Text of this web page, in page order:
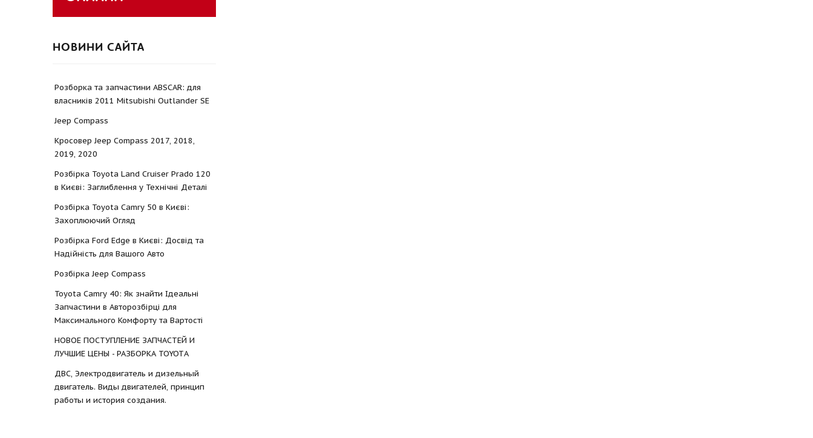
НОВИНИ САЙТА
Розборка та запчастини ABSCAR: для
власників 2011 Mitsubishi Outlander SE
Jeep Compass
Кросовер Jeep Compass 2017, 2018,
2019, 2020
Розбірка Toyota Land Cruiser Prado 120
в Києві: Заглиблення у Технічні Деталі
Розбірка Toyota Camry 50 в Києві:
Захоплюючий Огляд
Розбірка Ford Edge в Києві: Досвід та
Надійність для Вашого Авто
Розбірка Jeep Compass
Toyota Camry 40: Як знайти Ідеальні
Запчастини в Авторозбірці для
Максимального Комфорту та Вартості
НОВОЕ ПОСТУПЛЕНИЕ ЗАПЧАСТЕЙ И
ЛУЧШИЕ ЦЕНЫ - РАЗБОРКА TOYOTА
ДВС, Электродвигатель и дизельный
двигатель. Виды двигателей, принцип
работы и история создания.